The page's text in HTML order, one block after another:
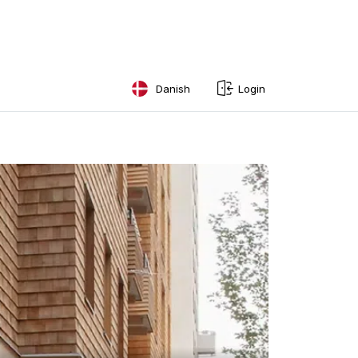
Danish
Norwegian
French
Estonian
Finnish
Danish
Login